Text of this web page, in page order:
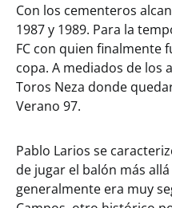
Con los cementeros
1987 y 1989. Para la
FC con quien finalmente
copa. A mediados de los
Toros Neza donde
Verano 97.
Pablo Larios se
de jugar el balón más
generalmente era muy